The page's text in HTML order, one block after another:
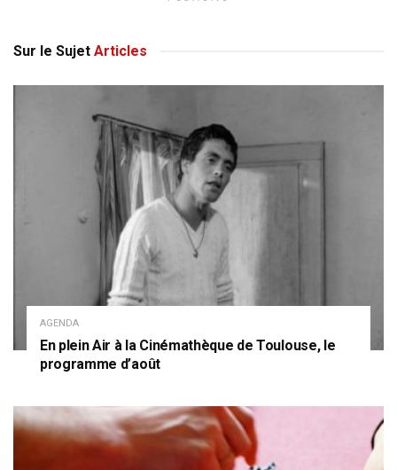
Sur le Sujet Articles
AGENDA
En plein Air à la Cinémathèque de Toulouse, le
programme d’août